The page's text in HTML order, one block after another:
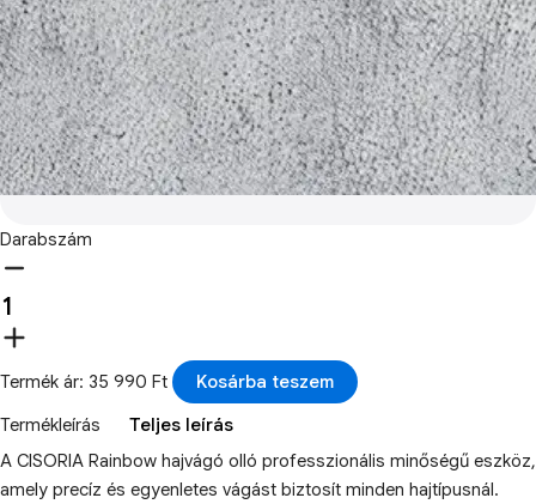
Darabszám
Termék ár: 35 990 Ft
Kosárba teszem
Termékleírás
Teljes leírás
A CISORIA Rainbow hajvágó olló professzionális minőségű eszköz,
amely precíz és egyenletes vágást biztosít minden hajtípusnál.